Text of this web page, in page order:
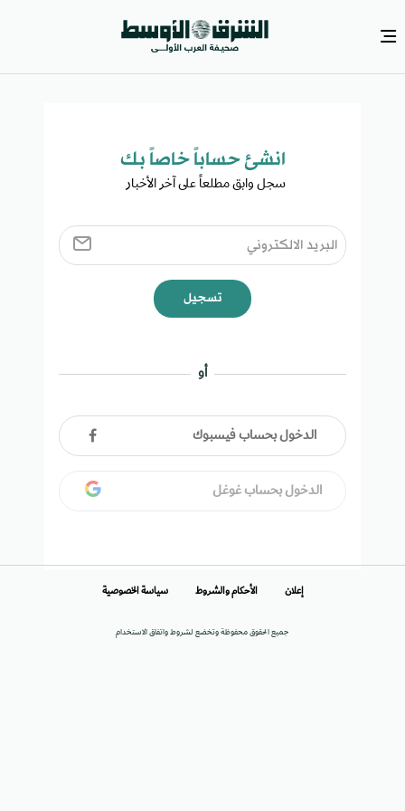
انشئ حساباً خاصاً بك​
سجل وابق مطلعاً على آخر الأخبار ​
تسجيل
أو
الدخول بحساب فيسبوك
الدخول بحساب غوغل
جميع الحقوق محفوظة وتخضع لشروط واتفاق الاستخدام
إعلان الأحكام والشروط سياسة الخصوصية